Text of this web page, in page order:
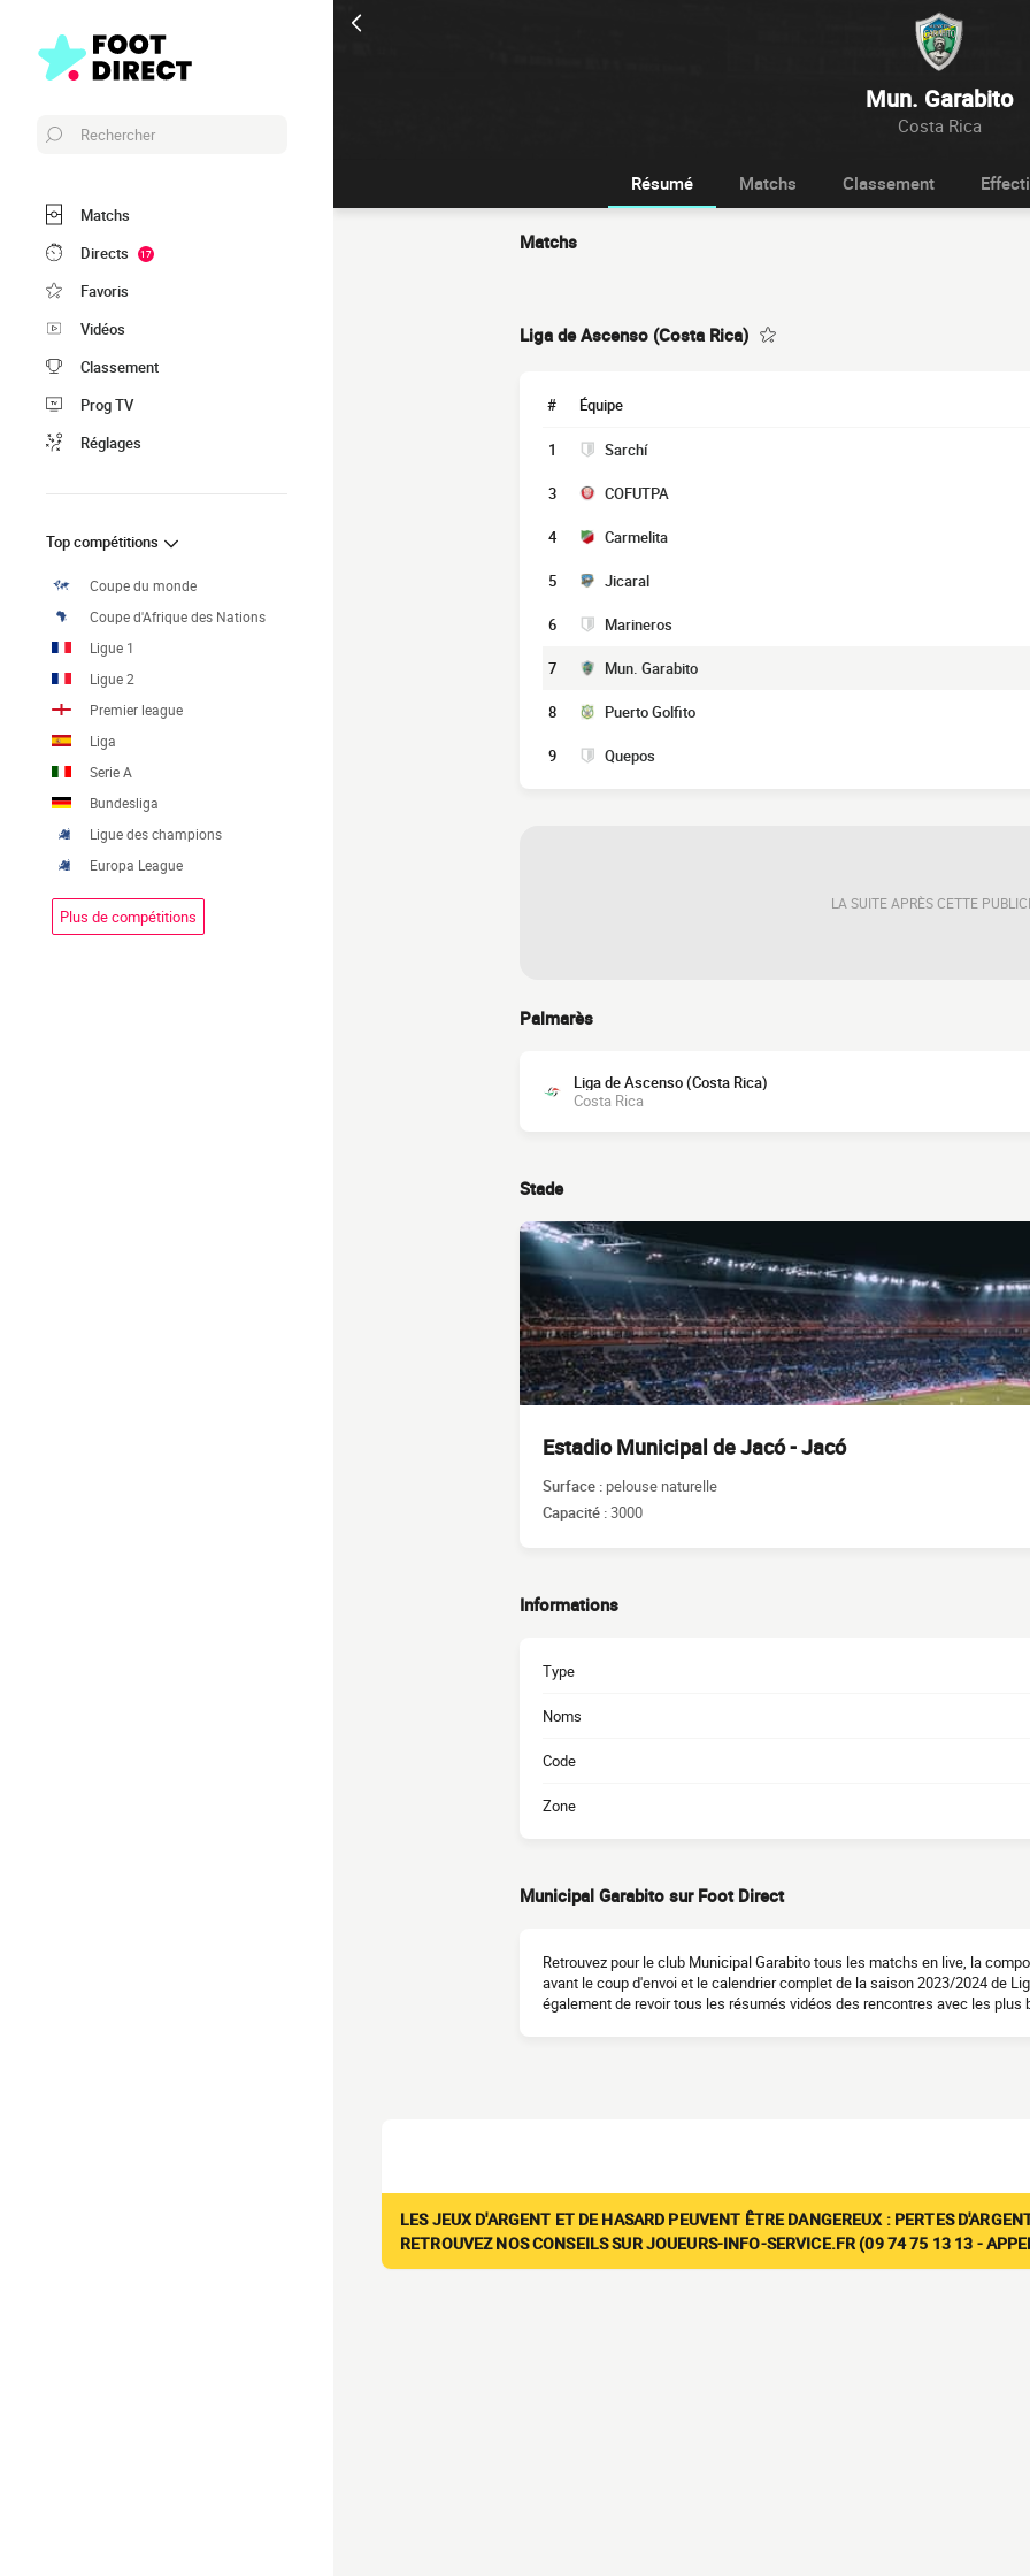
Mun. Garabito
Costa Rica
Rechercher
Matchs
Directs
17
Favoris
Vidéos
Classement
Prog TV
Réglages
Top compétitions
Coupe du monde
Coupe d'Afrique des Nations
Ligue 1
Ligue 2
Premier league
Liga
Serie A
Bundesliga
Ligue des champions
Europa League
Plus de compétitions
Résumé Matchs Classement
Matchs
Liga de Ascenso (Costa Rica)
# Équipe
1 Sarchí
3 COFUTPA
4 Carmelita
5 Jicaral
6 Marineros
7 Mun. Garabito
8 Puerto Golfito
9 Quepos
LA SUITE APRÈS CETTE
Palmarès
Liga de Ascenso (Costa Rica)
Costa Rica
Stade
Estadio Municipal de Jacó - Jacó
Surface : pelouse naturelle
Capacité :3000
Informations
Type
Noms
Code
Zone
Municipal Garabito sur Foot Direct
Retrouvez pour le club Municipal Garabito tous les matchs en live, la
avant le coup d'envoi et le calendrier complet de la saison 2023/2024 de
également de revoir tous les résumés vidéos des rencontres avec les
LES JEUX D'ARGENT ET DE HASARD PEUVENT ÊTRE DANGEREUX : PERTES
RETROUVEZ NOS CONSEILS SUR JOUEURS-INFO-SERVICE.FR (09 74 75 13 13 -